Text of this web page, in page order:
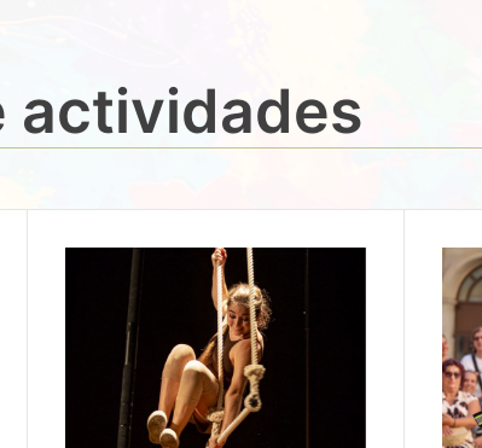
actividades